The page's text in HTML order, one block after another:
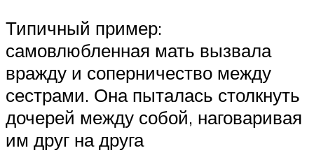
Типичный пример:
самовлюбленная мать вызвала
вражду и соперничество между
сестрами. Она пыталась столкнуть
дочерей между собой, наговаривая
им друг на друга